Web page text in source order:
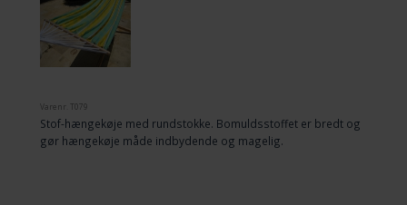
Varenr. T079
Stof-hængekøje med rundstokke. Bomuldsstoffet er bredt og
gør hængekøje måde indbydende og magelig.